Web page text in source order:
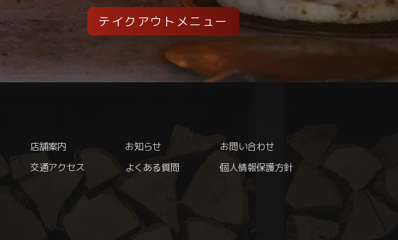
テイクアウトメニュー
店舗案内
交通アクセス
お知らせ
よくある質問
お問い合わせ
個人情報保護方針